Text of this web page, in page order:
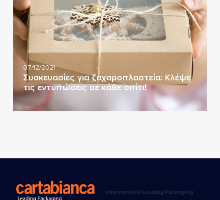
07/12/2021
Συσκευασίες για ζαχαροπλαστεία: Κλέψε
τις εντυπώσεις σε κάθε σπίτι!